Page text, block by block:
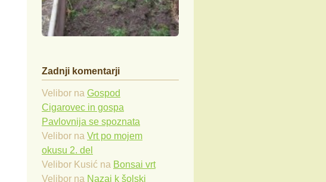
Zadnji komentarji
Velibor na Gospod
Cigarovec in gospa
Pavlovnija se spoznata
Velibor na Vrt po mojem
okusu 2. del
Velibor Kusić na Bonsai vrt
Velibor na Nazaj k šolski